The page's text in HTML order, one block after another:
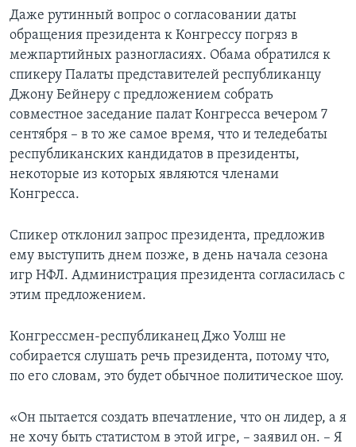
Даже рутинный вопрос о согласовании даты
обращения президента к Конгрессу погряз в
межпартийных разногласиях. Обама обратился к
спикеру Палаты представителей республиканцу
Джону Бейнеру с предложением собрать
совместное заседание палат Конгресса вечером 7
сентября – в то же самое время, что и теледебаты
республиканских кандидатов в президенты,
некоторые из которых являются членами
Конгресса.
Спикер отклонил запрос президента, предложив
ему выступить днем позже, в день начала сезона
игр НФЛ. Администрация президента согласилась с
этим предложением.
Конгрессмен-республиканец Джо Уолш не
собирается слушать речь президента, потому что,
по его словам, это будет обычное политическое шоу.
«Он пытается создать впечатление, что он лидер, а я
не хочу быть статистом в этой игре, – заявил он. – Я